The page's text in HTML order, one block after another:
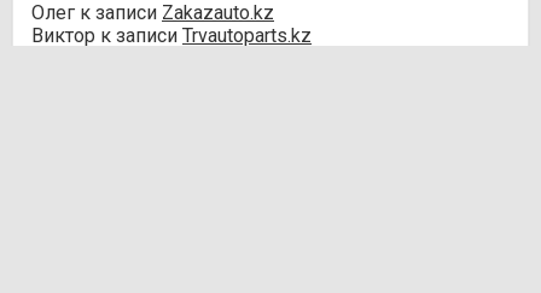
Олег к записи Zakazauto.kz
Виктор к записи Trvautoparts.kz